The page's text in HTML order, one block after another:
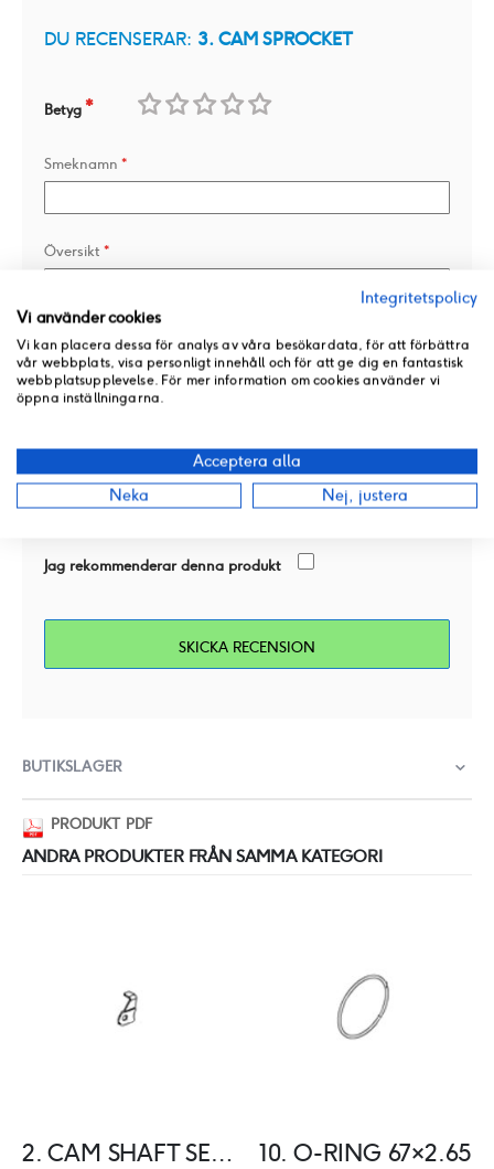
DU RECENSERAR: 3. CAM SPROCKET
Betyg
Smeknamn
Översikt
Recension
Lägg till en bild
Jag rekommenderar denna produkt
SKICKA RECENSION
BUTIKSLAGER
PRODUKT PDF
ANDRA PRODUKTER FRÅN SAMMA KATEGORI
2. CAM SHAFT SETTING PLATE 10. O-RING 67×2.65
Integritetspolicy
Vi använder cookies
Vi kan placera dessa för analys av våra besökardata, för att förbättra
vår webbplats, visa personligt innehåll och för att ge dig en fantastisk
webbplatsupplevelse. För mer information om cookies använder vi
öppna inställningarna.
Acceptera alla
Neka
Nej, justera